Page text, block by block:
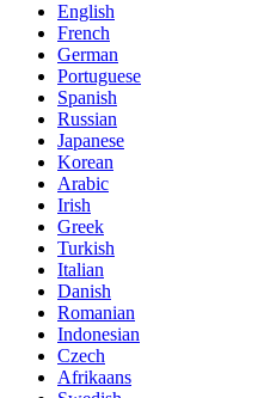
English
French
German
Portuguese
Spanish
Russian
Japanese
Korean
Arabic
Irish
Greek
Turkish
Italian
Danish
Romanian
Indonesian
Czech
Afrikaans